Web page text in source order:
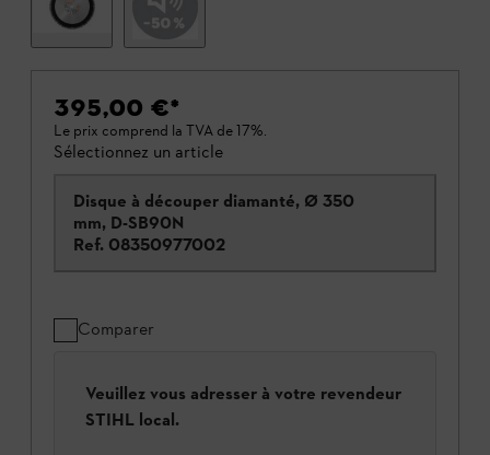
395,00 €*
Le prix comprend la TVA de 17%.
Sélectionnez un article
Disque à découper diamanté, Ø 350
mm, D-SB90N
Ref. 08350977002
Comparer
Veuillez vous adresser à votre revendeur
STIHL local.